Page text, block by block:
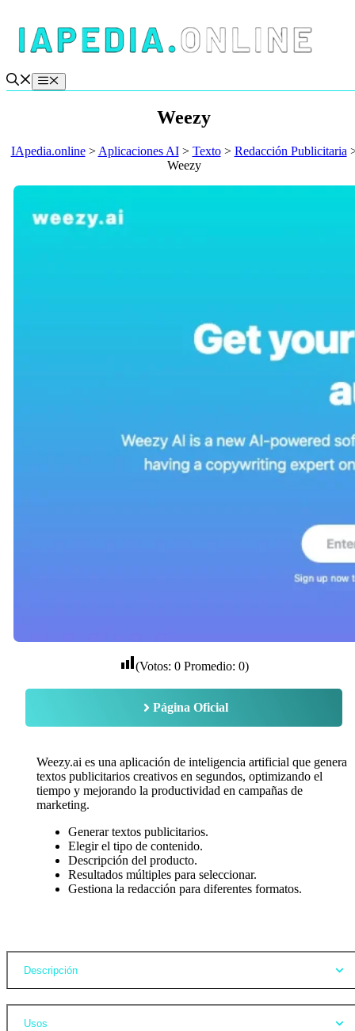
contenido
Menú
Weezy
IApedia.online> Aplicaciones AI> Texto> Redacción Publicitaria
Weezy
(Votos: 0Promedio: 0)
Página Oficial
Weezy.ai es una aplicación de inteligencia artificial que genera
textos publicitarios creativos en segundos, optimizando el
tiempo y mejorando la productividad en campañas de
marketing.
Generar textos publicitarios.
Elegir el tipo de contenido.
Descripción del producto.
Resultados múltiples para seleccionar.
Gestiona la redacción para diferentes formatos.
Descripción
Usos